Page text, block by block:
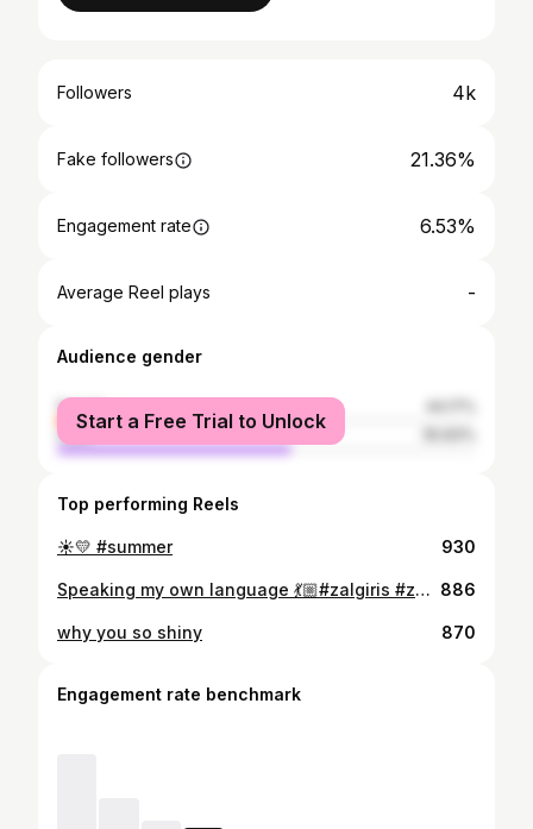
Followers 4k
Fake followers 21.36%
Engagement rate 6.53%
Average Reel plays -
Audience gender
female
male
Start a Free Trial to Unlock
Top performing Reels
☀️💛 #summer 930
Speaking my own language 💃🏼#zalgiris #zalgirischeerleaders #manokomanda #cheerleading #passion 📸 @eitvydaskinaitis 886
why you so shiny 870
Engagement rate benchmark